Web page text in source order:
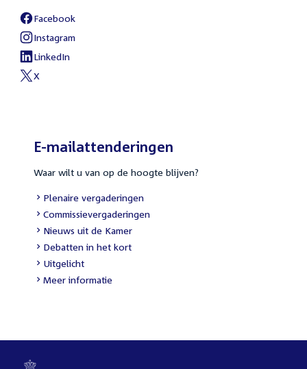
External
link:
Facebook
External
link:
Instagram
External
link:
LinkedIn
External
X
E-mailattenderingen
Waar wilt u van op de hoogte blijven?
External
link:
Plenaire vergaderingen
External
link:
Commissievergaderingen
External
link:
Nieuws uit de Kamer
External
link:
Debatten in het kort
External
link:
Uitgelicht
Meer informatie